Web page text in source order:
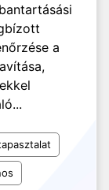
a